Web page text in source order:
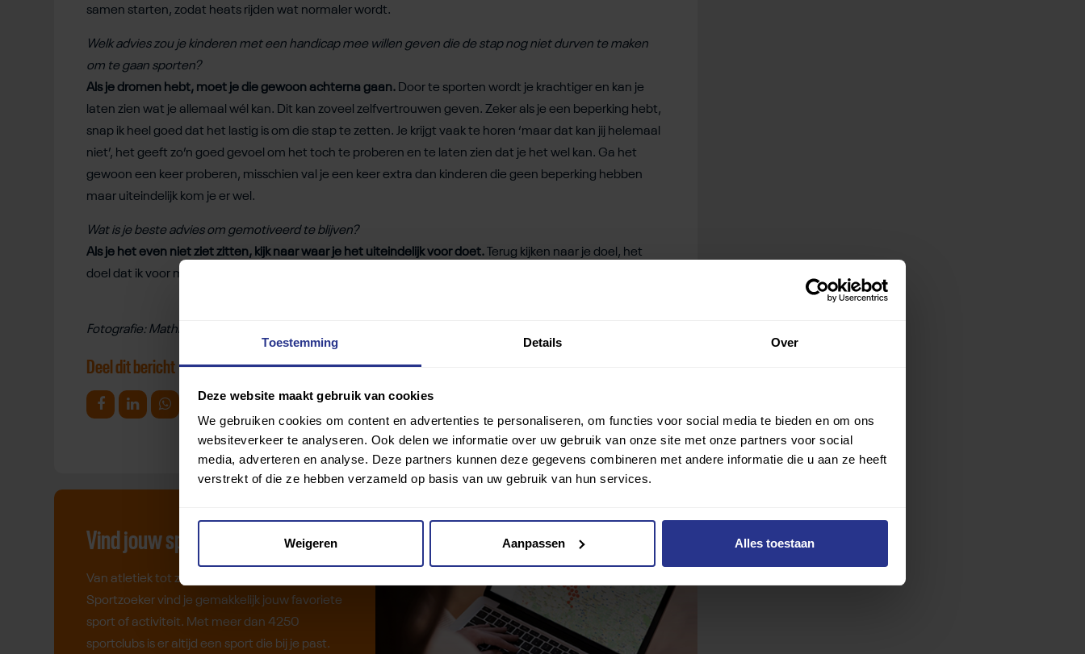
Toestemming Details Over
Deze website maakt gebruik van cookies
We gebruiken cookies om content en advertenties te personaliseren, om functies voor social media te bieden en om ons
websiteverkeer te analyseren. Ook delen we informatie over uw gebruik van onze site met onze partners voor social
media, adverteren en analyse. Deze partners kunnen deze gegevens combineren met andere informatie die u aan ze heeft
verstrekt of die ze hebben verzameld op basis van uw gebruik van hun services.
Weigeren Aanpassen Alles toestaan
samen starten, zodat heats rijden wat normaler wordt.
Welk advies zou je kinderen met een handicap mee willen geven die de stap nog niet durven te maken
om te gaan sporten?
Als je dromen hebt, moet je die gewoon achterna gaan. Door te sporten wordt je krachtiger en kan je
laten zien wat je allemaal wél kan. Dit kan zoveel zelfvertrouwen geven. Zeker als je een beperking hebt,
snap ik heel goed dat het lastig is om die stap te zetten. Je krijgt vaak te horen ‘maar dat kan jij helemaal
niet’, het geeft zo’n goed gevoel om het toch te proberen en te laten zien dat je het wel kan. Ga het
gewoon een keer proberen, misschien val je een keer extra dan kinderen die geen beperking hebben
maar uiteindelijk kom je er wel.
Wat is je beste advies om gemotiveerd te blijven?
Als je het even niet ziet zitten, kijk naar waar je het uiteindelijk voor doet. Terug kijken naar je doel, het
doel dat ik voor mijzelf gezet heb is om de beste paralympische snowboarder van de wereld te worden.
Fotografie: Mathilde Dusol
Deel dit bericht
Deel op Facebook
Deel op LinkedinDeel op Whatsapp
Vind jouw sport
Van atletiek tot zwemmen: met onze
Sportzoeker vind je gemakkelijk jouw favoriete
sport of activiteit. Met meer dan 4250
sportclubs is er altijd een sport die bij je past.